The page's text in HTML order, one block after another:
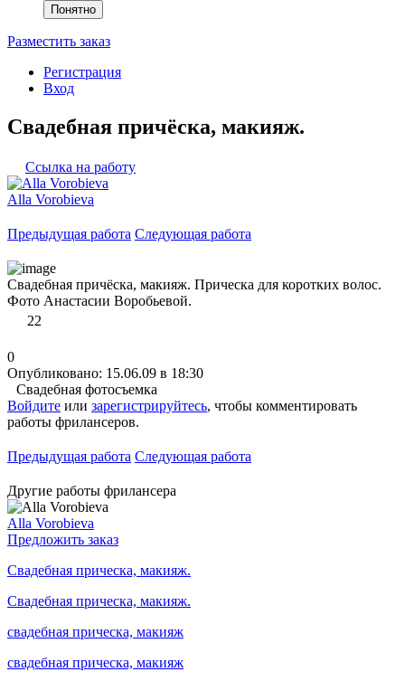
Понятно
Разместить заказ
Регистрация
Вход
Свадебная причёска, макияж.
Ссылка на работу
Alla Vorobieva
Предыдущая работа Следующая работа
Свадебная причёска, макияж. Прическа для коротких волос.
Фото Анастасии Воробьевой.
22
0
Опубликовано: 15.06.09 в 18:30
Свадебная фотосъемка
Войдите или зарегистрируйтесь, чтобы комментировать
работы фрилансеров.
Предыдущая работа Следующая работа
Другие работы фрилансера
Alla Vorobieva
Предложить заказ
Свадебная прическа, макияж.
Свадебная прическа, макияж.
свадебная прическа, макияж
свадебная прическа, макияж